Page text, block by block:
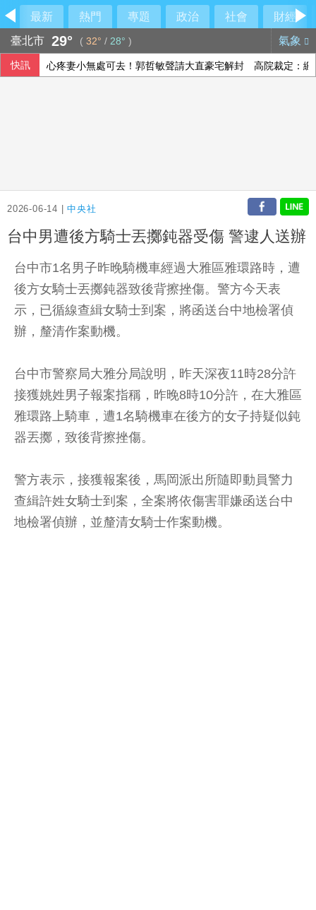
最新 熱門 專題 政治 社會
財經
臺北市 29° ( 32° / 28° ) 氣象
快訊 心疼妻小無處可去！郭哲敏聲請大直豪宅解封 高院裁定：繳
2026-06-14 |中央社
台中男遭後方騎士丟擲鈍器受傷 警逮人送辦
台中市1名男子昨晚騎機車經過大雅區雅環路時，遭
後方女騎士丟擲鈍器致後背擦挫傷。警方今天表
示，已循線查緝女騎士到案，將函送台中地檢署偵
辦，釐清作案動機。
台中市警察局大雅分局說明，昨天深夜11時28分許
接獲姚姓男子報案指稱，昨晚8時10分許，在大雅區
雅環路上騎車，遭1名騎機車在後方的女子持疑似鈍
器丟擲，致後背擦挫傷。
警方表示，接獲報案後，馬岡派出所隨即動員警力
查緝許姓女騎士到案，全案將依傷害罪嫌函送台中
地檢署偵辦，並釐清女騎士作案動機。